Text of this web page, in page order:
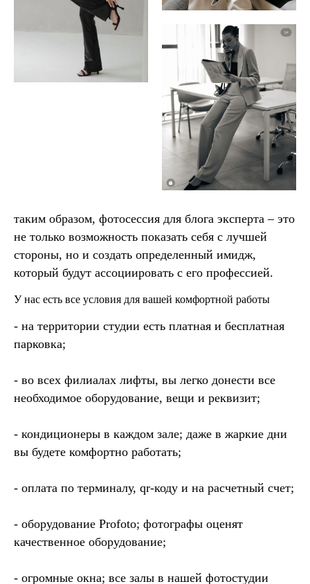
таким образом, фотосессия для блога эксперта – это
не только возможность показать себя с лучшей
стороны, но и создать определенный имидж,
который будут ассоциировать с его профессией.
У нас есть все условия для вашей комфортной работы
- на территории студии есть платная и бесплатная
парковка;
- во всех филиалах лифты, вы легко донести все
необходимое оборудование, вещи и реквизит;
- кондиционеры в каждом зале; даже в жаркие дни
вы будете комфортно работать;
- оплата по терминалу, qr-коду и на расчетный счет;
- оборудование Profoto; фотографы оценят
качественное оборудование;
- огромные окна; все залы в нашей фотостудии